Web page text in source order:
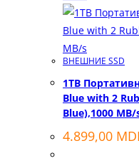
ВНЕШНИЕ SSD
1TB
Blue with 2
Blue),1000 MB/
4.899,00